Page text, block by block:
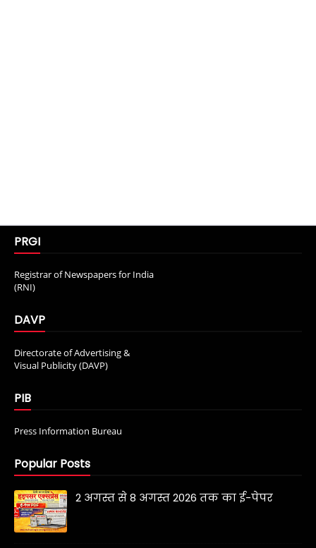
PRGI
Registrar of Newspapers for India
(RNI)
DAVP
Directorate of Advertising &
Visual Publicity (DAVP)
PIB
Press Information Bureau
Popular Posts
2 अगस्त से 8 अगस्त 2026 तक का ई-पेपर